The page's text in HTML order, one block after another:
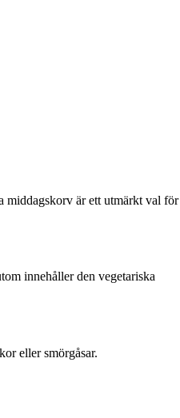
middagskorv är ett utmärkt val för
innehåller den vegetariska
eller smörgåsar.